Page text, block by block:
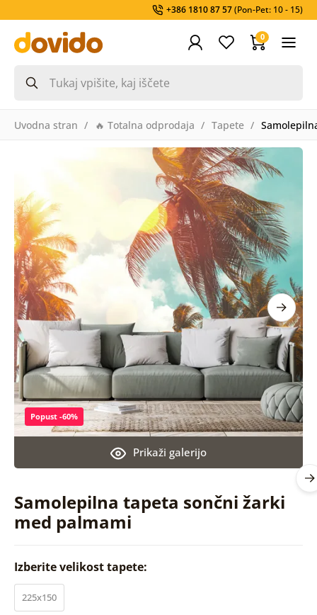
+386 1810 87 57(Pon-Pet: 10 - 15)
0
Uvodna stran 🔥 Totalna odprodaja Tapete
Samolepilna tapeta sončni žarki
med palmami
Prikaži galerijo
Popust -60%
Izberite velikost tapete:
225x150